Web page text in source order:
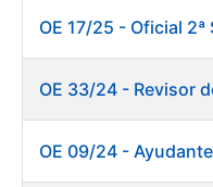
Mostrar/Ocultar
OE 17/25 - Oficial 2ª